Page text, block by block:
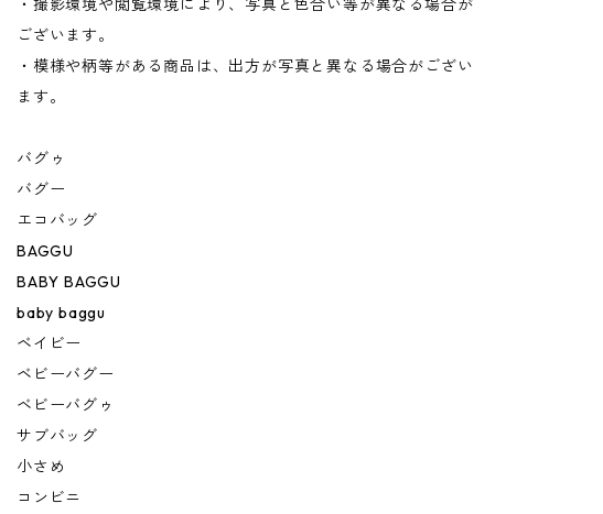
・撮影環境や閲覧環境により、写真と色合い等が異なる場合が
ございます。
・模様や柄等がある商品は、出方が写真と異なる場合がござい
ます。
バグゥ
バグー
エコバッグ
BAGGU
BABY BAGGU
baby baggu
ベイビー
ベビーバグー
ベビーバグゥ
サブバッグ
小さめ
コンビニ